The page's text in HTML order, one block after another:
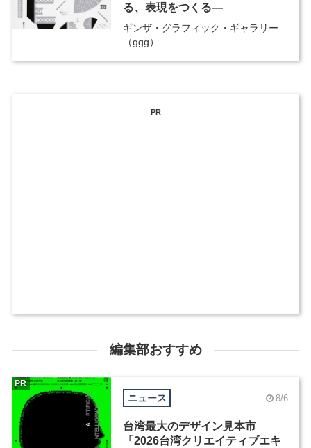
る、表現をつくる―
ギンザ・グラフィック・ギャラリー
（ggg）
PR
編集部おすすめ
ニュース 8/6
台湾最大のデザイン見本市
「2026台湾クリエイティブエキ
PR